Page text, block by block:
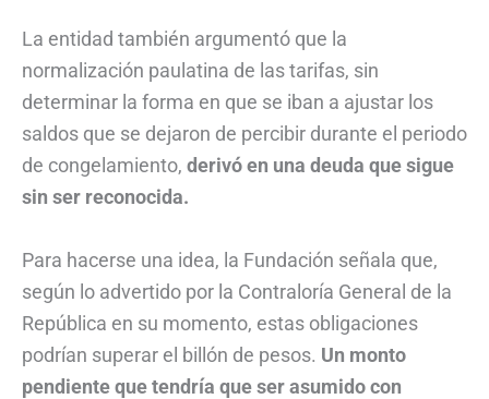
La entidad también argumentó que la
normalización paulatina de las tarifas, sin
determinar la forma en que se iban a ajustar los
saldos que se dejaron de percibir durante el periodo
de congelamiento, derivó en una deuda que sigue
sin ser reconocida.
Para hacerse una idea, la Fundación señala que,
según lo advertido por la Contraloría General de la
República en su momento, estas obligaciones
podrían superar el billón de pesos. Un monto
pendiente que tendría que ser asumido con